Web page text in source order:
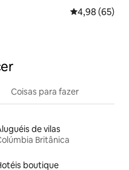
4,98 de uma
4,98 (65)
Coisas para fazer
de vilas
Britânica
boutique